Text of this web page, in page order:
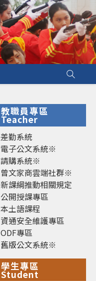
教職員專區
Teacher
差勤系統
電子公文系統※
請購系統※
曾文家商雲端社群※
新課綱推動相關規定
公開授課專區
本土語課程
資通安全維護專區
ODF專區
舊版公文系統※
學生專區
Student